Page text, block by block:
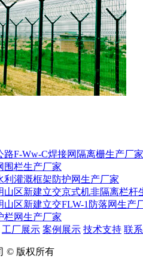
路F-Ww-C焊接网隔离栅生产厂家
围栏生产厂家
利灌溉框架防护网生产厂家
山区新建立交京式机非隔离栏杆
山区新建立交FLW-1防落网生产
栏网生产厂家
工厂展示 案例展示 技术支持 联
© 版权所有